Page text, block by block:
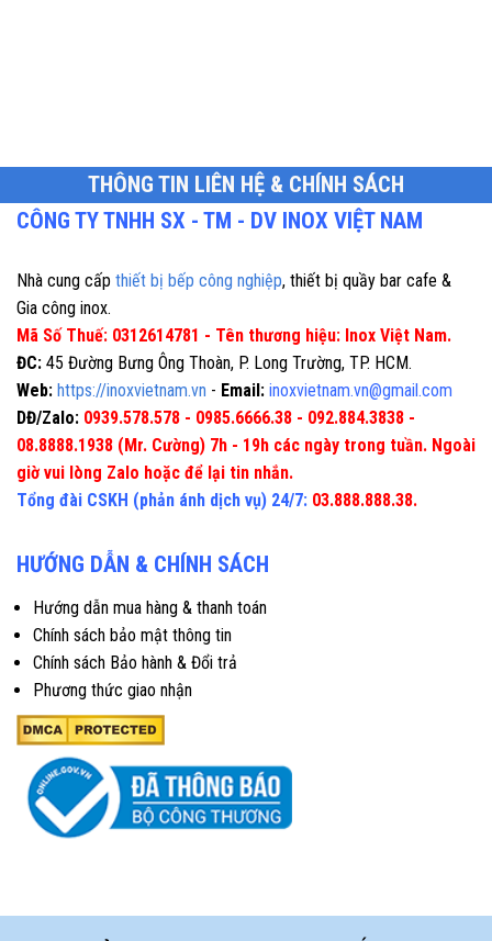
THÔNG TIN LIÊN HỆ & CHÍNH SÁCH
CÔNG TY TNHH SX - TM - DV INOX VIỆT NAM
Nhà cung cấp thiết bị bếp công nghiệp, thiết bị quầy bar cafe &
Gia công inox.
Mã Số Thuế: 0312614781 - Tên thương hiệu: Inox Việt Nam.
ĐC: 45 Đường Bưng Ông Thoàn, P. Long Trường, TP. HCM.
Web: https://inoxvietnam.vn - Email: inoxvietnam.vn@gmail.com
DĐ/Zalo: 0939.578.578 - 0985.6666.38 - 092.884.3838 -
08.8888.1938 (Mr. Cường) 7h - 19h các ngày trong tuần. Ngoài
giờ vui lòng Zalo hoặc để lại tin nhắn.
Tổng đài CSKH (phản ánh dịch vụ) 24/7: 03.888.888.38.
HƯỚNG DẪN & CHÍNH SÁCH
Hướng dẫn mua hàng & thanh toán
Chính sách bảo mật thông tin
Chính sách Bảo hành & Đổi trả
Phương thức giao nhận